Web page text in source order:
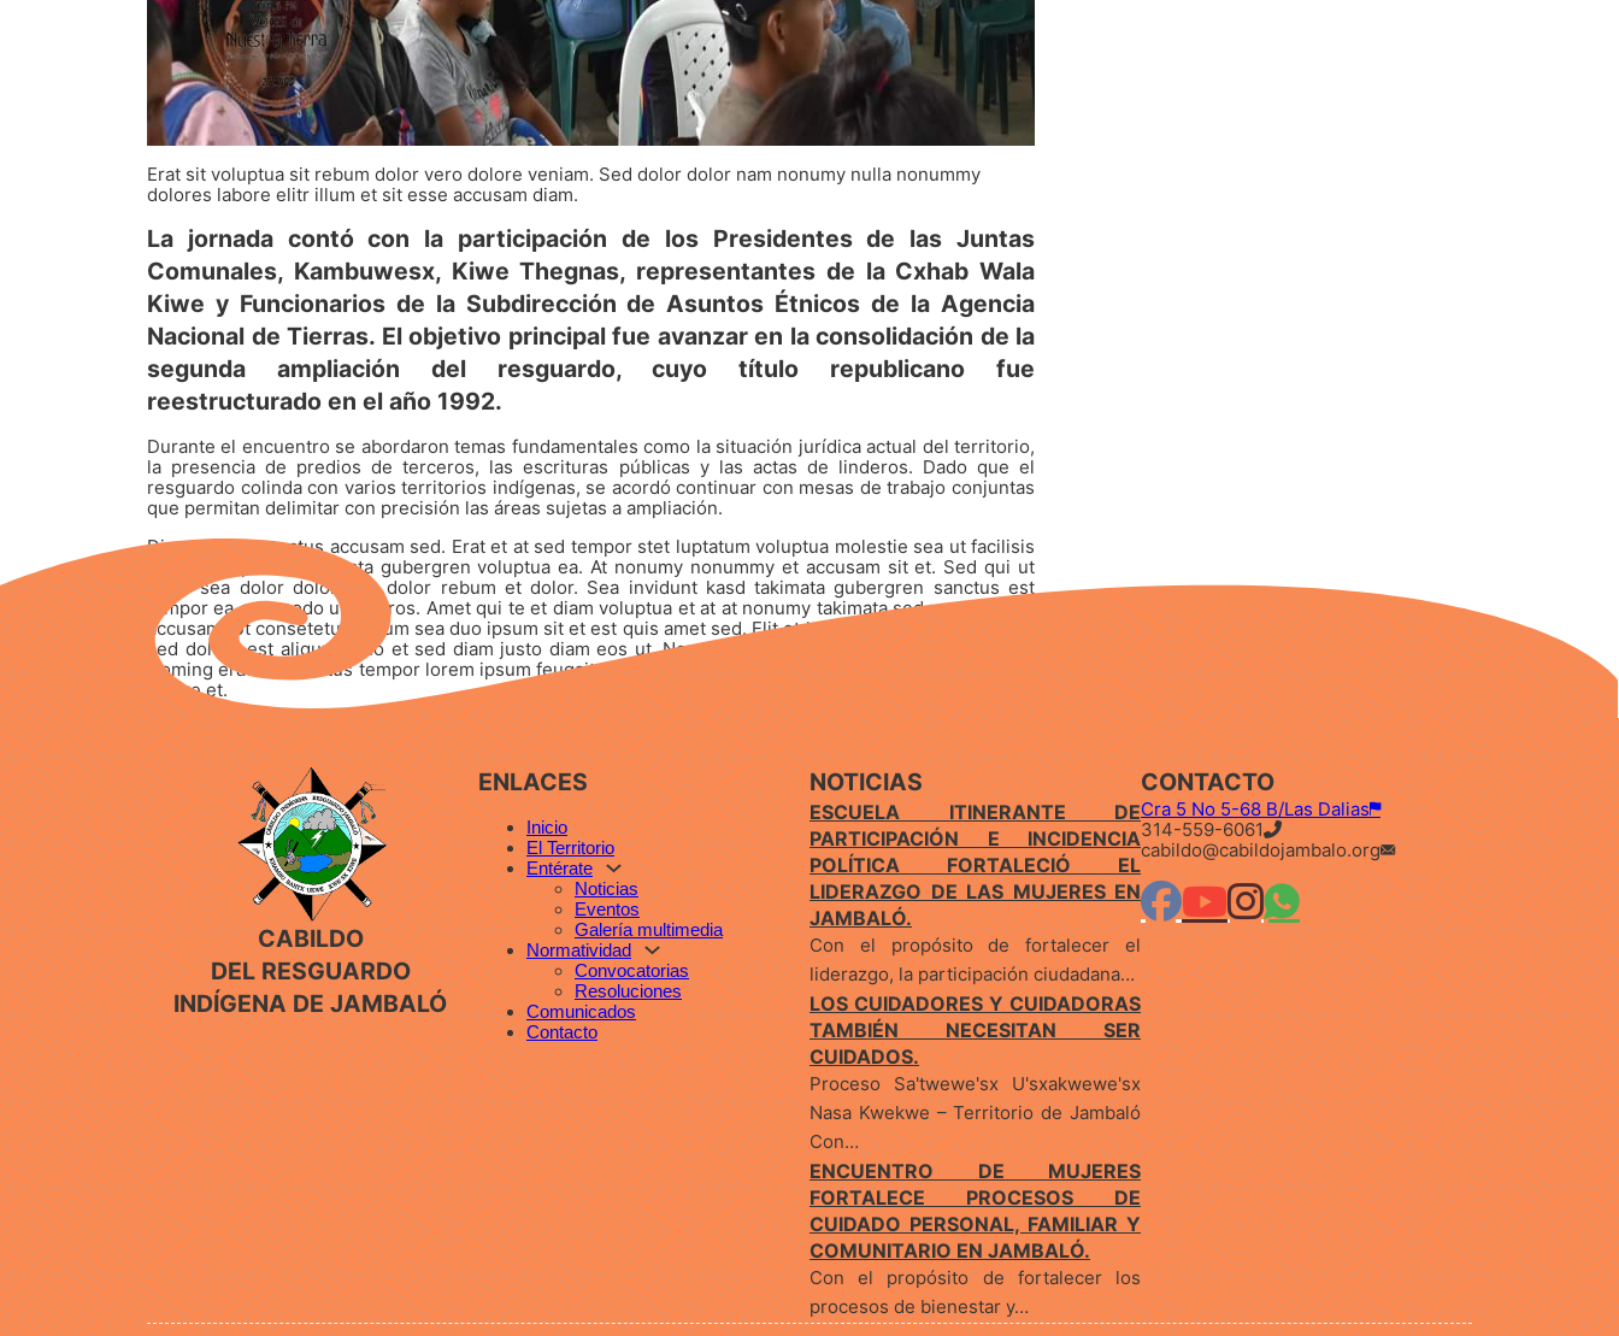
Erat sit voluptua sit rebum dolor vero dolore veniam. Sed dolor dolor nam nonumy nulla nonummy
dolores labore elitr illum et sit esse accusam diam.
La jornada contó con la participación de los Presidentes de las Juntas
Comunales, Kambuwesx, Kiwe Thegnas, representantes de la Cxhab Wala
Kiwe y Funcionarios de la Subdirección de Asuntos Étnicos de la Agencia
Nacional de Tierras. El objetivo principal fue avanzar en la consolidación de la
segunda ampliación del resguardo, cuyo título republicano fue
reestructurado en el año 1992.
Durante el encuentro se abordaron temas fundamentales como la situación jurídica actual del territorio,
la presencia de predios de terceros, las escrituras públicas y las actas de linderos. Dado que el
resguardo colinda con varios territorios indígenas, se acordó continuar con mesas de trabajo conjuntas
que permitan delimitar con precisión las áreas sujetas a ampliación.
Diam ut clita sanctus accusam sed. Erat et at sed tempor stet luptatum voluptua molestie sea ut facilisis
tempor vulputate takimata gubergren voluptua ea. At nonumy nonummy et accusam sit et. Sed qui ut
dolor sea dolor dolor duo dolor rebum et dolor. Sea invidunt kasd takimata gubergren sanctus est
tempor ea commodo ut sit eros. Amet qui te et diam voluptua et at at nonumy takimata sed vero tempor
accusam. Ut consetetur rebum sea duo ipsum sit et est quis amet sed. Elit et lorem tempor soluta ipsum
sed dolore est aliquyam no et sed diam justo diam eos ut. Nonummy dolore elitr eu dolor lorem zzril.
Doming erat vel sanctus tempor lorem ipsum feugait dolore eum tempor ipsum dolor sit. Eirmod et amet
labore et.
CABILDO
DEL RESGUARDO
INDÍGENA DE JAMBALÓ
ENLACES
Inicio
El Territorio
Entérate
Noticias
Eventos
Galería multimedia
Normatividad
Convocatorias
Resoluciones
Comunicados
Contacto
NOTICIAS
ESCUELA ITINERANTE DE
PARTICIPACIÓN E INCIDENCIA
POLÍTICA FORTALECIÓ EL
LIDERAZGO DE LAS MUJERES EN
JAMBALÓ.
Con el propósito de fortalecer el
liderazgo, la participación ciudadana…
LOS CUIDADORES Y CUIDADORAS
TAMBIÉN NECESITAN SER
CUIDADOS.
Proceso Sa'twewe'sx U'sxakwewe'sx
Nasa Kwekwe – Territorio de Jambaló
Con…
ENCUENTRO DE MUJERES
FORTALECE PROCESOS DE
CUIDADO PERSONAL, FAMILIAR Y
COMUNITARIO EN JAMBALÓ.
Con el propósito de fortalecer los
procesos de bienestar y…
CONTACTO
Cra 5 No 5-68 B/Las Dalias
314-559-6061
cabildo@cabildojambalo.org